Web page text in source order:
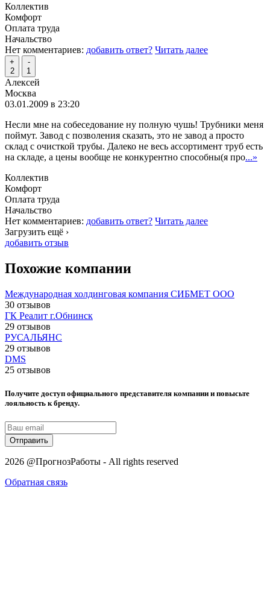
Коллектив
Комфорт
Оплата труда
Начальство
Нет комментариев: добавить ответ? Читать далее
+
2
-
1
Алексей
Москва
03.01.2009 в 23:20
Несли мне на собеседование ну полную чушь! Трубники меня
поймут. Завод с позволения сказать, это не завод а просто
склад с очисткой трубы. Далеко не весь ассортимент труб есть
на складе, а цены вообще не конкурентно способны(я про...»
Коллектив
Комфорт
Оплата труда
Начальство
Нет комментариев: добавить ответ? Читать далее
Загрузить ещё ›
добавить отзыв
Похожие компании
Международная холдинговая компания СИБМЕТ ООО
30 отзывов
ГК Реалит г.Обнинск
29 отзывов
РУСАЛЬЯНС
29 отзывов
DMS
25 отзывов
Получите доступ официального представителя компании и повысьте
лояльность к бренду.
Отправить
2026 @ПрогнозРаботы - All rights reserved
Обратная связь